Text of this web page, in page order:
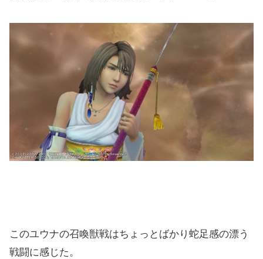
このユウナの召喚獣戦はちょっとばかり蛇足感の漂う
戦闘に感じた。